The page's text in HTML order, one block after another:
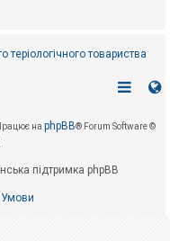
теріологічного товариства
на phpBB® Forum Software ©
підтримка phpBB
Умови